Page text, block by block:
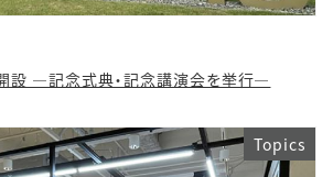
設 ―記念式典・記念講演会を挙行―
Topics